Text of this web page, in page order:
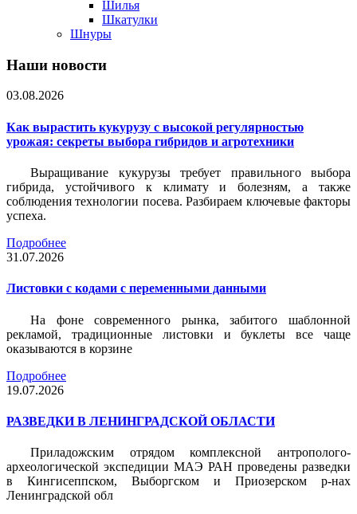
Шилья
Шкатулки
Шнуры
Наши новости
03.08.2026
Как вырастить кукурузу с высокой регулярностью
урожая: секреты выбора гибридов и агротехники
Выращивание кукурузы требует правильного выбора
гибрида, устойчивого к климату и болезням, а также
соблюдения технологии посева. Разбираем ключевые факторы
успеха.
Подробнее
31.07.2026
Листовки c кодами с переменными данными
На фоне современного рынка, забитого шаблонной
рекламой, традиционные листовки и буклеты все чаще
оказываются в корзине
Подробнее
19.07.2026
РАЗВЕДКИ В ЛЕНИНГРАДСКОЙ ОБЛАСТИ
Приладожским отрядом комплексной антрополого-
археологической экспедиции МАЭ РАН проведены разведки
в Кингисеппском, Выборгском и Приозерском р-нах
Ленинградской обл